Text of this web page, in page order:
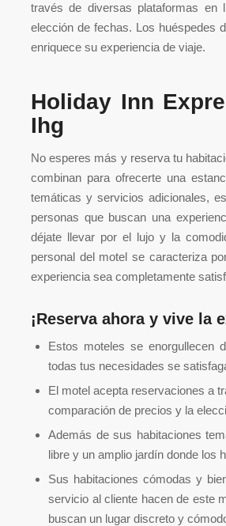
través de diversas plataformas
elección de fechas. Los huéspedes
enriquece su experiencia de viaje.
Holiday Inn
Ihg
No esperes más y reserva tu
combinan para ofrecerte una
temáticas y servicios adicionales,
personas que buscan una
déjate llevar por el lujo y la
personal del motel se caracteriza
experiencia sea completamente
¡Reserva ahora y vive la
Estos moteles se enorgullecen
todas tus necesidades se
El motel acepta reservaciones a
comparación de precios y la
Además de sus habitaciones
libre y un amplio jardín donde los
Sus habitaciones cómodas y
servicio al cliente hacen de este
buscan un lugar discreto y